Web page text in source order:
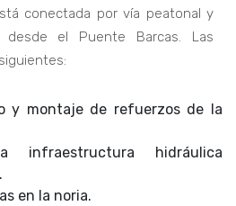
conectada por vía peatonal y
desde el Puente Barcas. Las
y montaje de refuerzos de la
infraestructura hidráulica
en la noria.